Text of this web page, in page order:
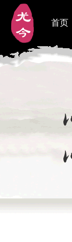
首页